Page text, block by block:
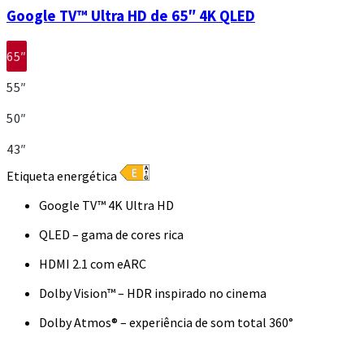
Google TV™ Ultra HD de 65″ 4K QLED
65″
55″
50″
43″
Etiqueta energética
Google TV™ 4K Ultra HD
QLED – gama de cores rica
HDMI 2.1 com eARC
Dolby Vision™ – HDR inspirado no cinema
Dolby Atmos® – experiência de som total 360°